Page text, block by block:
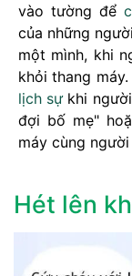
vào tường để
của những
một mình, khi
khỏi thang máy.
lịch sựkhi người
đợi bố mẹ"
máy cùng người
Hét lên